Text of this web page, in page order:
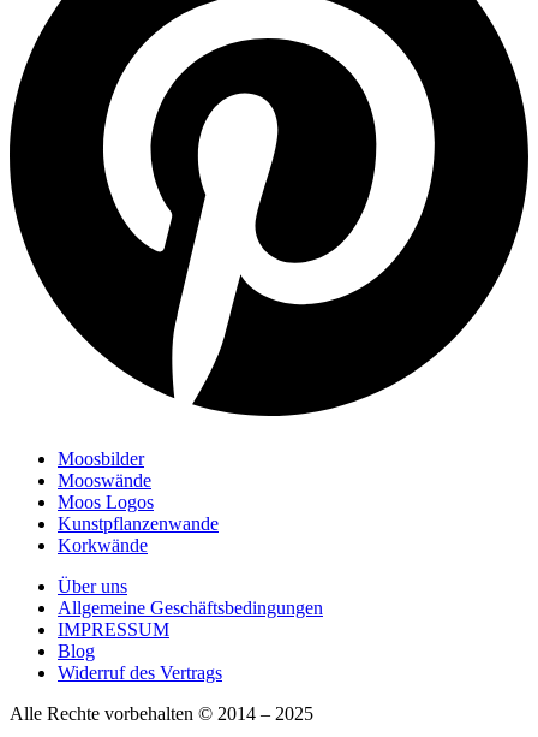
Moosbilder
Mooswände
Moos Logos
Kunstpflanzenwande
Korkwände
Über uns
Allgemeine Geschäftsbedingungen
IMPRESSUM
Blog
Widerruf des Vertrags
Alle Rechte vorbehalten © 2014 – 2025